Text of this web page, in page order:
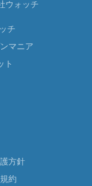
ウォッチ
チ
マニア
ト
方針
約